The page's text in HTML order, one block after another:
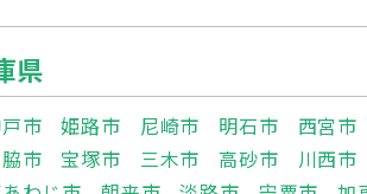
県
市 姫路市 尼崎市 明石市 西宮市
市
宝塚市 三木市 高砂市 川西市